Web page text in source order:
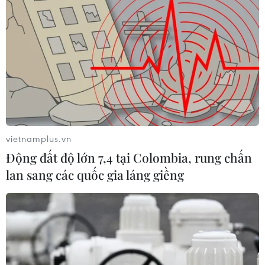
Tháng Chủ tịch HĐBA: Mốc son mới
trong nền ngoại giao Việt Nam
30/04/2021 04:05
Thành quả lớn nhất, như nhận định của Đại sứ Đặng
Đình Quý, Trưởng Phái đoàn đại diện Việt Nam tại Liên
hợp quốc, là “giữ được, phát huy uy tín, hình ảnh Việt
Nam trong lòng bạn bè quốc tế."
vietnamplus.vn
Động đất độ lớn 7,4 tại Colombia, rung chấn
lan sang các quốc gia láng giềng